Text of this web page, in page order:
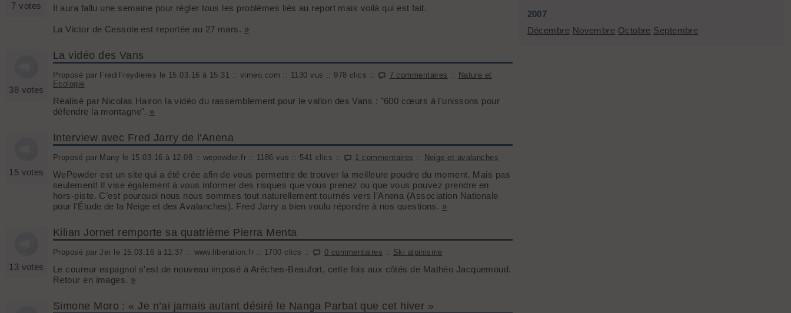
7 votes Il aura fallu une semaine pour régler tous les problèmes liés au report mais voilà qui est fait.
La Victor de Cessole est reportée au 27 mars. »
38 votes
La vidéo des Vans
Proposé par FrediFreydieres le 15.03.16 à 15:31 :: vimeo.com :: 1130 vus :: 978 clics :: 7 commentaires ::
Nature et
Ecologie
Réalisé par Nicolas Hairon la vidéo du rassemblement pour le vallon des Vans : "600 cœurs à l'unissons pour
défendre la montagne". »
15 votes
Interview avec Fred Jarry de l'Anena
Proposé par Many le 15.03.16 à 12:08 :: wepowder.fr :: 1186 vus :: 541 clics :: 1 commentaires :: Neige et avalanches
WePowder est un site qui a été crée afin de vous permettre de trouver la meilleure poudre du moment. Mais pas
seulement! Il vise également à vous informer des risques que vous prenez ou que vous pouvez prendre en
hors-piste. C’est pourquoi nous nous sommes tout naturellement tournés vers l’Anena (Association Nationale
pour l'Étude de la Neige et des Avalanches). Fred Jarry a bien voulu répondre à nos questions. »
13 votes
Kilian Jornet remporte sa quatrième Pierra Menta
Proposé par Jer le 15.03.16 à 11:37 :: www.liberation.fr :: 1700 clics :: 0 commentaires :: Ski alpinisme
Le coureur espagnol s'est de nouveau imposé à Arêches-Beaufort, cette fois aux côtés de Mathéo Jacquemoud.
Retour en images. »
Simone Moro : « Je n’ai jamais autant désiré le Nanga Parbat que cet hiver »
2007
Décembre Novembre Octobre Septembre